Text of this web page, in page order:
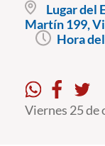
Admisión
Pregrado
Formación Continua
Lugar del
Martín 199,
Hora
Viernes 25 de